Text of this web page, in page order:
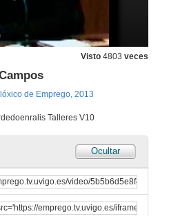
Visto 4803 veces
de Emprego, 2013
Talleres V10
Ocultar
Enxes Motor
do coloquio
mar. de 2013
de Alex Pais
mar. de 2013